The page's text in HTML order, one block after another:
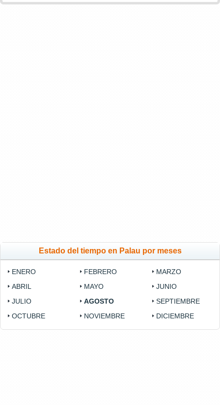
Estado del tiempo en Palau por meses
ENERO FEBRERO
MARZO
ABRIL
MAYO
JUNIO
JULIO
AGOSTO
SEPTIEMBRE
OCTUBRE
NOVIEMBRE DICIEMBRE